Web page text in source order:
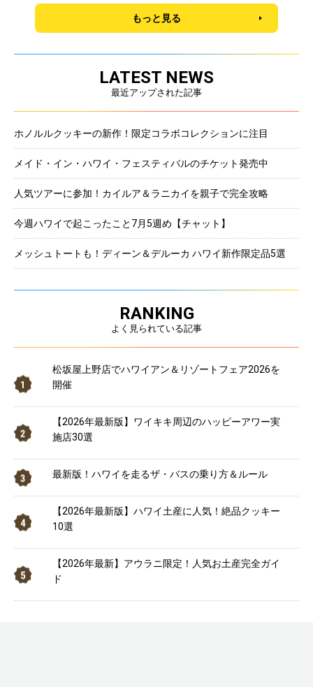
もっと見る
LATEST NEWS
最近アップされた記事
ホノルルクッキーの新作！限定コラボコレクションに注目
メイド・イン・ハワイ・フェスティバルのチケット発売中
人気ツアーに参加！カイルア＆ラニカイを親子で完全攻略
今週ハワイで起こったこと7月5週め【チャット】
メッシュトートも！ディーン＆デルーカ ハワイ新作限定品5選
RANKING
よく見られている記事
松坂屋上野店でハワイアン＆リゾートフェア2026を
開催
【2026年最新版】ワイキキ周辺のハッピーアワー実
施店30選
最新版！ハワイを走るザ・バスの乗り方＆ルール
【2026年最新版】ハワイ土産に人気！絶品クッキー
10選
【2026年最新】アウラニ限定！人気お土産完全ガイ
ド